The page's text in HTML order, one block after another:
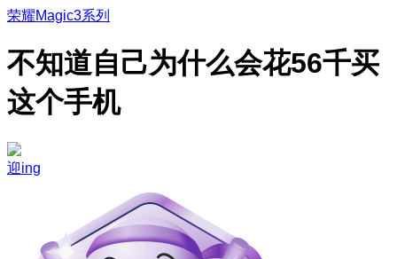
荣耀Magic3系列
不知道自己为什么会花56千买
这个手机
迎ing